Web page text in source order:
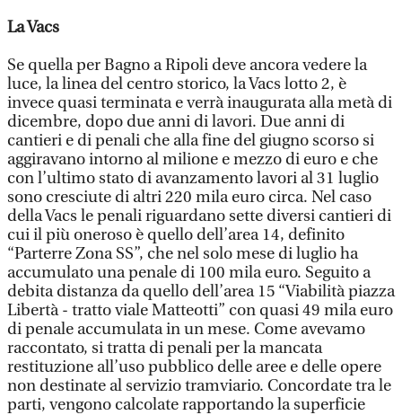
La Vacs
Se quella per Bagno a Ripoli deve ancora vedere la
luce, la linea del centro storico, la Vacs lotto 2, è
invece quasi terminata e verrà inaugurata alla metà di
dicembre, dopo due anni di lavori. Due anni di
cantieri e di penali che alla fine del giugno scorso si
aggiravano intorno al milione e mezzo di euro e che
con l’ultimo stato di avanzamento lavori al 31 luglio
sono cresciute di altri 220 mila euro circa. Nel caso
della Vacs le penali riguardano sette diversi cantieri di
cui il più oneroso è quello dell’area 14, definito
“Parterre Zona SS”, che nel solo mese di luglio ha
accumulato una penale di 100 mila euro. Seguito a
debita distanza da quello dell’area 15 “Viabilità piazza
Libertà - tratto viale Matteotti” con quasi 49 mila euro
di penale accumulata in un mese. Come avevamo
raccontato, si tratta di penali per la mancata
restituzione all’uso pubblico delle aree e delle opere
non destinate al servizio tramviario. Concordate tra le
parti, vengono calcolate rapportando la superficie